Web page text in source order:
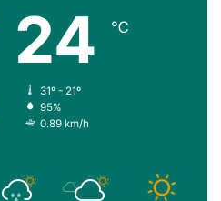
24 ℃
31º - 21º
95%
0.89 km/h